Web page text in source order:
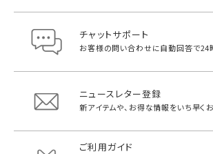
チャットサポート
お客様の問い合わせに自動回答で24
ニュースレター登録
新アイテムや、お得な情報をいち早く
ご利用ガイド